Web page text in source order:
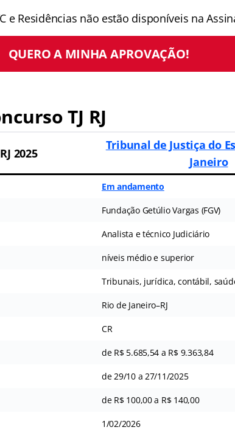
e Residências não estão disponíveis na
QUERO A MINHA APROVAÇÃO!
TJ RJ
2025
Tribunal de Justiça do
Janeiro
Em andamento
Fundação Getúlio Vargas (FGV)
Analista e técnico Judiciário
níveis médio e superior
Tribunais, jurídica, contábil,
Rio de Janeiro–RJ
CR
de R$ 5.685,54 a R$ 9.363,84
de 29/10 a 27/11/2025
de R$ 100,00 a R$ 140,00
1/02/2026